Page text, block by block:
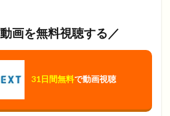
画を無料視聴する／
31日間無料で動画視聴